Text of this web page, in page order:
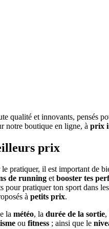
qualité et innovants, pensés
notre boutique en ligne, à prix
prix
pratiquer, il est important de
de running etbooster tes
pratiquer ton sport dans
à petits prix.
la météo, la durée de la sortie,
ou fitness ; ainsi que le